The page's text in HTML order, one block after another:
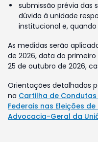
submissão prévia das
dúvida à unidade
institucional e,
As medidas serão
de 2026, data do
25 de outubro de 2026,
Orientações detalhadas
na Cartilha de
Federais nas Eleições
Advocacia-Geral da